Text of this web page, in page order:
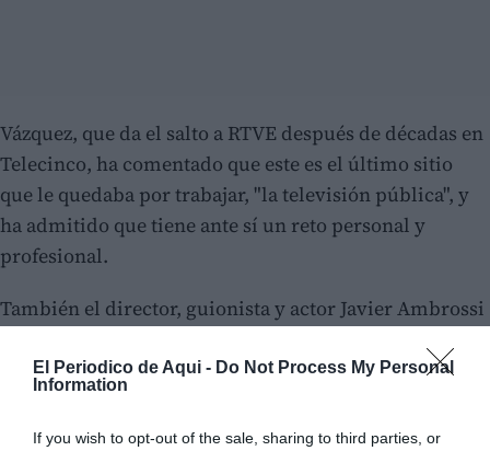
El Periodico de Aqui - Do Not Process My Personal
Information
If you wish to opt-out of the sale, sharing to third parties, or
Vázquez, que da el salto a RTVE después de décadas en
Telecinco, ha comentado que este es el último sitio
que le quedaba por trabajar, "la televisión pública", y
ha admitido que tiene ante sí un reto personal y
profesional.
También el director, guionista y actor Javier Ambrossi